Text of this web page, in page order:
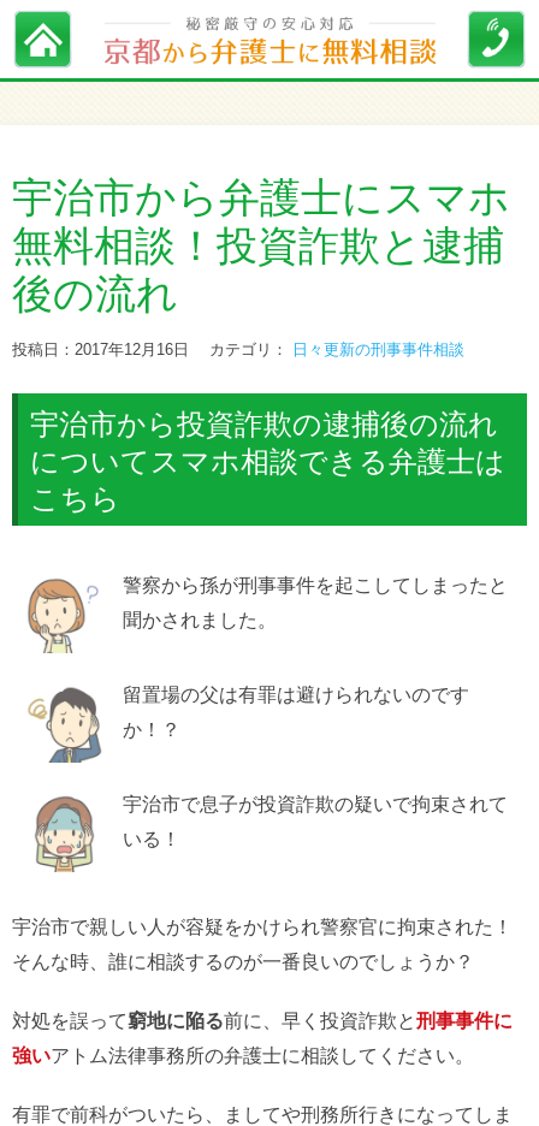
宇治市から弁護士にスマホ
無料相談！投資詐欺と逮捕
後の流れ
投稿日：2017年12月16日 カテゴリ： 日々更新の刑事事件相談
宇治市から投資詐欺の逮捕後の流れ
についてスマホ相談できる弁護士は
こちら
警察から孫が刑事事件を起こしてしまったと
聞かされました。
留置場の父は有罪は避けられないのです
か！？
宇治市で息子が投資詐欺の疑いで拘束されて
いる！
宇治市で親しい人が容疑をかけられ警察官に拘束された！
そんな時、誰に相談するのが一番良いのでしょうか？
対処を誤って窮地に陥る前に、早く投資詐欺と刑事事件に
強いアトム法律事務所の弁護士に相談してください。
有罪で前科がついたら、ましてや刑務所行きになってしま